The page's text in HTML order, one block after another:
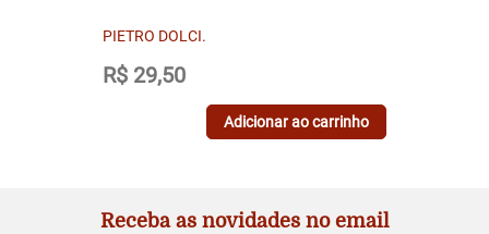
PIETRO DOLCI.
R$ 29,50
Adicionar ao carrinho
Receba as novidades no email